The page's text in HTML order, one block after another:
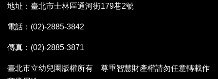
地址：臺北市士林區通河街179巷2號
電話：(02)-2885-3842
傳真：(02)-2885-3871
臺北市立幼兒園版權所有 尊重智慧財產權請勿任意轉載作